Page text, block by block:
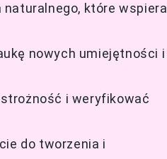
które wspiera
nowych umiejętności i
i weryfikować
do tworzenia i